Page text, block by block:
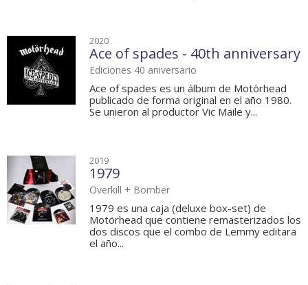
2020
Ace of spades - 40th anniversary
Ediciones 40 aniversario
Ace of spades es un álbum de Motörhead
publicado de forma original en el año 1980.
Se unieron al productor Vic Maile y...
2019
1979
Overkill + Bomber
1979 es una caja (deluxe box-set) de
Motörhead que contiene remasterizados los
dos discos que el combo de Lemmy editara
el año...